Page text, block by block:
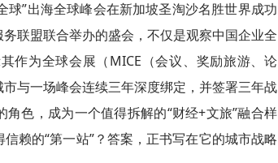
球”出海全球峰会在新加坡圣淘沙名胜世界成功
联盟联合举办的盛会，不仅是观察中国企业全
作为全球会展（MICE（会议、奖励旅游、论
与一场峰会连续三年深度绑定，并签署三年战
色，成为一个值得拆解的“财经+文旅”融合样
赖的“第一站”？答案，正书写在它的城市战略